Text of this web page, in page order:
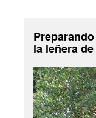
la leñera